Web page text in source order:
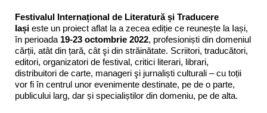
Festivalul Internațional de Literatură și Traducere
Iași este un proiect aflat la a zecea ediție ce reunește la Iași,
în perioada 19-23 octombrie 2022, profesioniști din domeniul
cărții, atât din țară, cât şi din străinătate. Scriitori, traducători,
editori, organizatori de festival, critici literari, librari,
distribuitori de carte, manageri şi jurnaliști culturali – cu toții
vor fi în centrul unor evenimente destinate, pe de o parte,
publicului larg, dar și specialiștilor din domeniu, pe de alta.